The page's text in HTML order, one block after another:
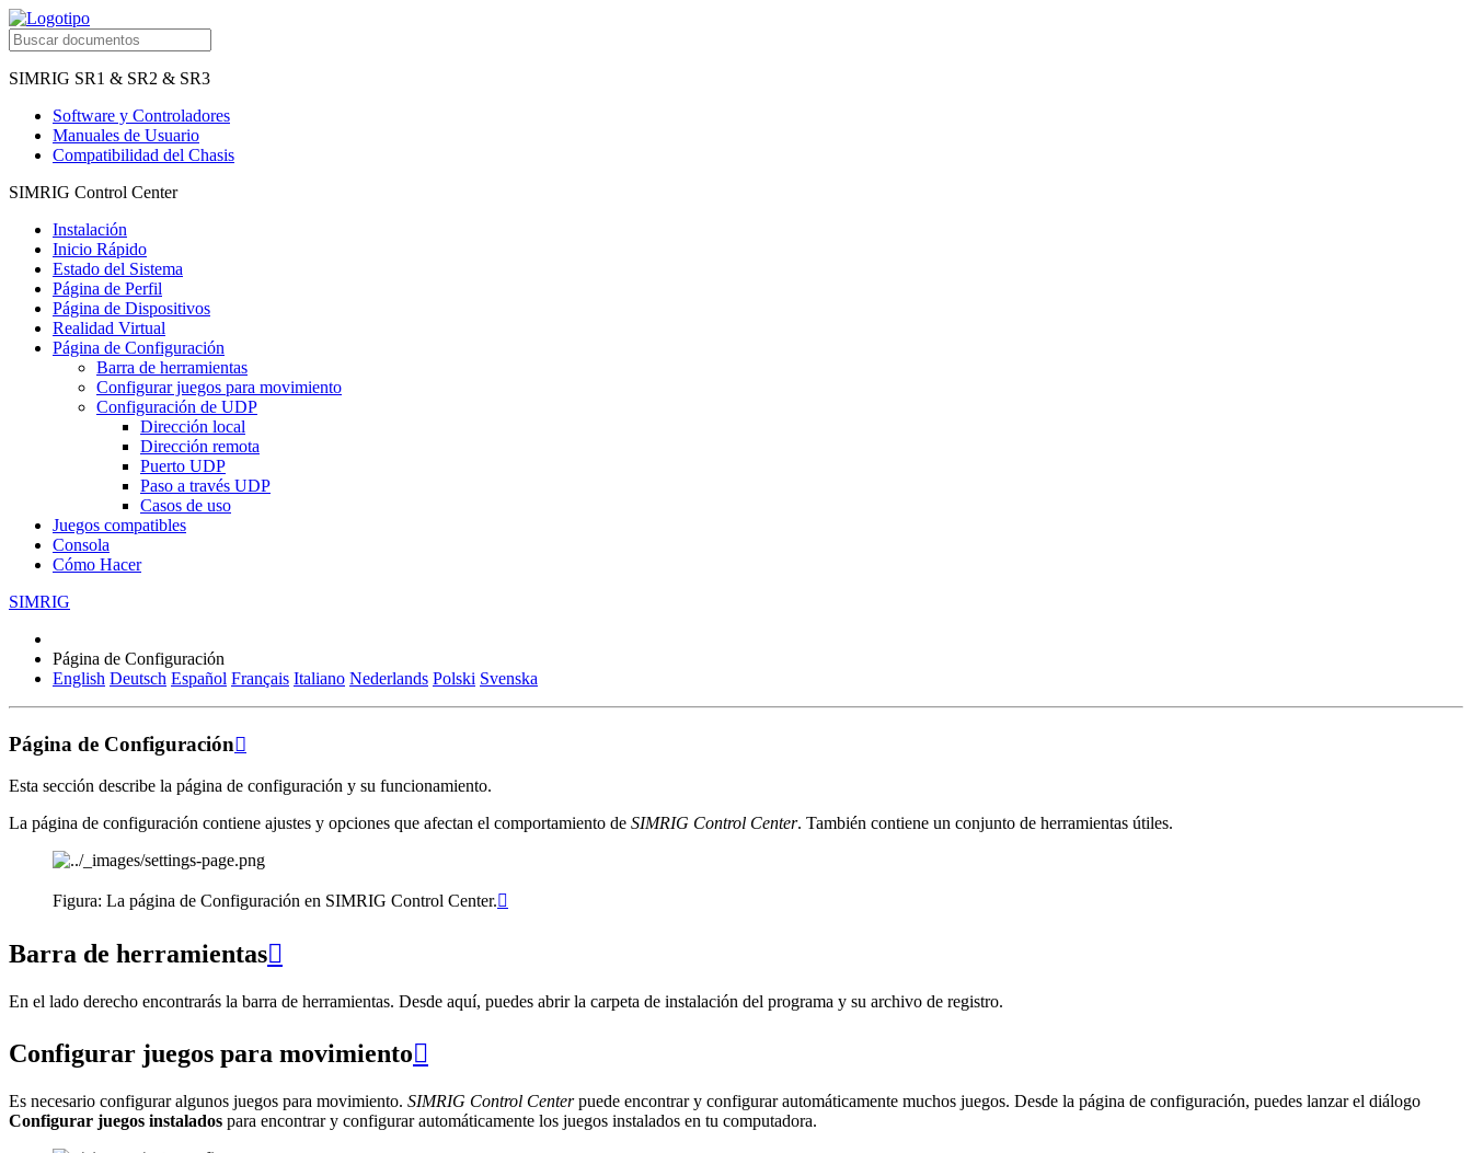
SIMRIG SR1 & SR2 & SR3
Software y Controladores
Manuales de Usuario
Compatibilidad del Chasis
SIMRIG Control Center
Instalación
Inicio Rápido
Estado del Sistema
Página de Perfil
Página de Dispositivos
Realidad Virtual
Página de Configuración
Barra de herramientas
Configurar juegos para movimiento
Configuración de UDP
Dirección local
Dirección remota
Puerto UDP
Paso a través UDP
Casos de uso
Juegos compatibles
Consola
Cómo Hacer
SIMRIG
Página de Configuración
English Deutsch Español Français Italiano Nederlands Polski Svenska
Página de Configuración
Esta sección describe la página de configuración y su funcionamiento.
La página de configuración contiene ajustes y opciones que afectan el comportamiento de SIMRIG Control Center. También contiene un conjunto de herramientas útiles.
Figura: La página de Configuración en SIMRIG Control Center.
Barra de herramientas
En el lado derecho encontrarás la barra de herramientas. Desde aquí, puedes abrir la carpeta de instalación del programa y su archivo de registro.
Configurar juegos para movimiento
Es necesario configurar algunos juegos para movimiento. SIMRIG Control Centerpuede encontrar y configurar automáticamente muchos juegos. Desde la página de configuración, puedes lanzar el diálogo
Configurar juegos instalados para encontrar y configurar automáticamente los juegos instalados en tu computadora.